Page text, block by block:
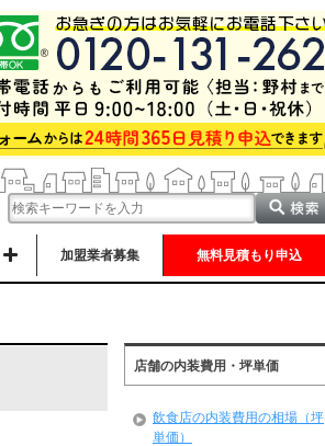
加盟業者募集 無料見積もり申込
店舗の内装費用・坪単価
飲食店の内装費用の相場（坪
単価）